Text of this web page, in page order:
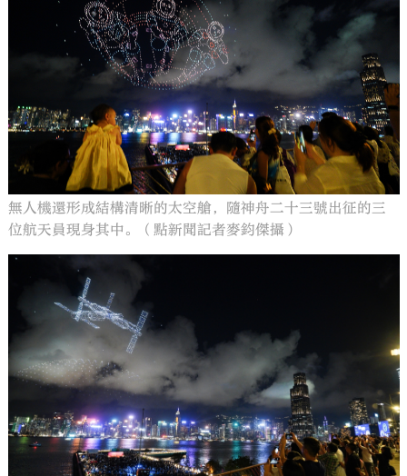
無人機還形成結構清晰的太空艙，隨神舟二十三號出征的三
位航天員現身其中。（點新聞記者麥鈞傑攝）